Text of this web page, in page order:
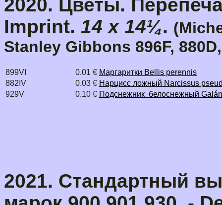
2020. Цветы.
Imprint. 14 x 14¼.
Stanley Gibbons 896F,
899VI 0.01 € Маргаритки Bellis perennis
882IV
0.03 € Нарцисс ложный Narcissus
929V
0.10 € Подснежник белоснежный
2021. Стандартный